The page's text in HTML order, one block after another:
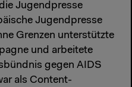
Jugendpresse
Jugendpresse
Grenzen unterstützte
und arbeitete
gegen AIDS
als Content-